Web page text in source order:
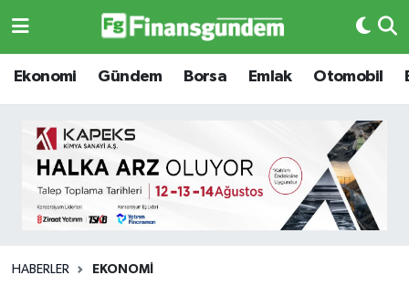
Ekonomi Gündem Borsa Emlak Otomobil
HABERLER EKONOMI
Ekonomi
Borsa
Emlak
Ekonomi
Borsa
Emlak